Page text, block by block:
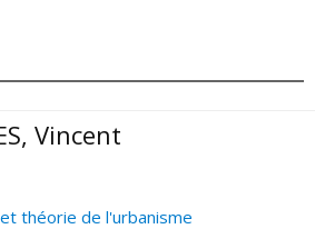
Vincent
théorie de l'urbanisme